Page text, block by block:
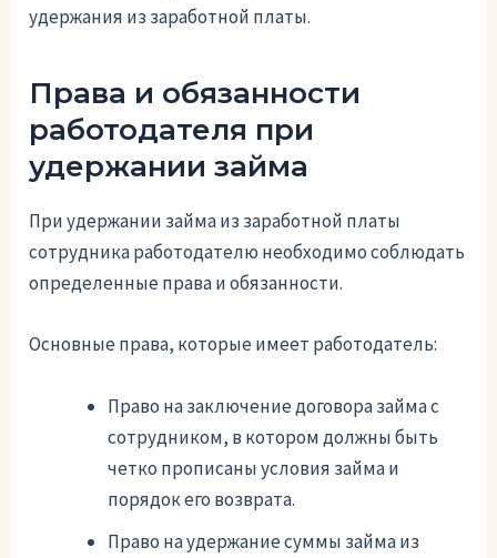
удержания из заработной платы.
Права и обязанности
работодателя при
удержании займа
При удержании займа из заработной платы
сотрудника работодателю необходимо соблюдать
определенные права и обязанности.
Основные права, которые имеет работодатель:
Право на заключение договора займа с
сотрудником, в котором должны быть
четко прописаны условия займа и
порядок его возврата.
Право на удержание суммы займа из